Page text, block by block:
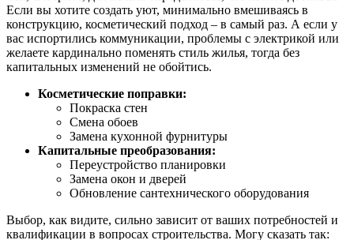
Если вы хотите создать уют, минимально вмешиваясь в
конструкцию, косметический подход – в самый раз. А если у
вас испортились коммуникации, проблемы с электрикой или
желаете кардинально поменять стиль жилья, тогда без
капитальных изменений не обойтись.
Косметические поправки:
Покраска стен
Смена обоев
Замена кухонной фурнитуры
Капитальные преобразования:
Переустройство планировки
Замена окон и дверей
Обновление сантехнического оборудования
Выбор, как видите, сильно зависит от ваших потребностей и
квалификации в вопросах строительства. Могу сказать так: